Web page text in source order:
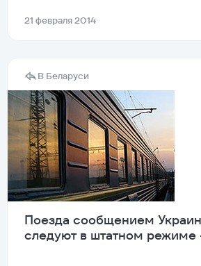
21 февраля 2014
В Беларуси
Поезда сообщением
следуют в штатном